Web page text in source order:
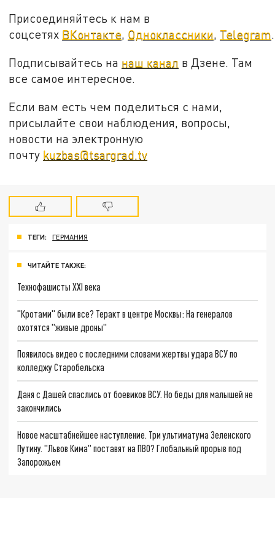
Присоединяйтесь к нам в
соцсетях ВКонтакте, Одноклассники, Telegram.
Подписывайтесь на наш канал в Дзене. Там
все самое интересное.
Если вам есть чем поделиться с нами,
присылайте свои наблюдения, вопросы,
новости на электронную
почту kuzbas@tsargrad.tv
ТЕГИ: ГЕРМАНИЯ
ЧИТАЙТЕ ТАКЖЕ:
Технофашисты XXI века
"Кротами" были все? Теракт в центре Москвы: На генералов
охотятся "живые дроны"
Появилось видео с последними словами жертвы удара ВСУ по
колледжу Старобельска
Даня с Дашей спаслись от боевиков ВСУ. Но беды для малышей не
закончились
Новое масштабнейшее наступление. Три ультиматума Зеленского
Путину. "Львов Кима" поставят на ПВО? Глобальный прорыв под
Запорожьем